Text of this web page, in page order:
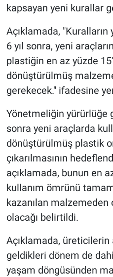
kapsayan yeni kurallar
Açıklamada,
6 yıl sonra, yeni
plastiğin en az yüzde
dönüştürülmüş
gerekecek." ifadesine
Yönetmeliğin yürürlüğe
sonra yeni araçlarda
dönüştürülmüş plastik
çıkarılmasının
açıklamada, bunun en
kullanım ömrünü
kazanılan malzemeden
olacağı belirtildi.
Açıklamada, üreticilerin
geldikleri dönem de
yaşam döngüsünden